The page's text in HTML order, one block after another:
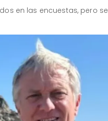
en las encuestas, pero se